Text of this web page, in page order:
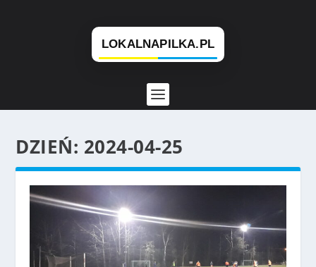
DZIEŃ: 2024-04-25